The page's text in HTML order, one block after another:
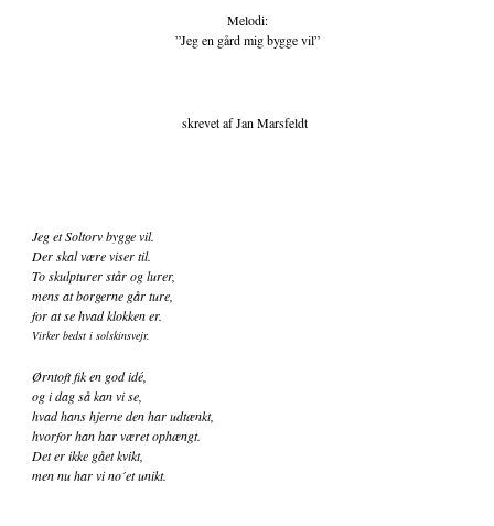
Melodi:
”Jeg en gård mig bygge vil”
skrevet af Jan Marsfeldt
Jeg et Soltorv bygge vil.
Der skal være viser til.
To skulpturer står og lurer,
mens at borgerne går ture,
for at se hvad klokken er.
Virker bedst i solskinsvejr.
Ørntoft fik en god idé,
og i dag så kan vi se,
hvad hans hjerne den har udtænkt,
hvorfor han har været ophængt.
Det er ikke gået kvikt,
men nu har vi no´et unikt.